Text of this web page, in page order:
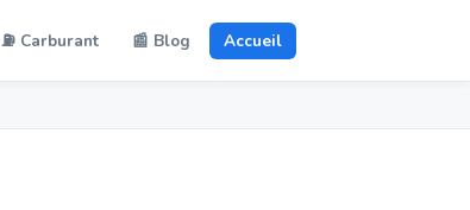
⛽ Carburant 📰 Blog Accueil